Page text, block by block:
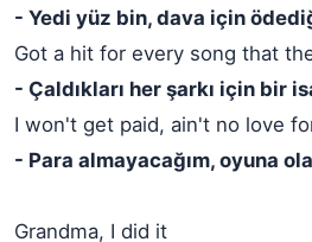
- Yedi yüz bin, dava için
Got a hit for every song that
- Çaldıkları her şarkı için bir
I won't get paid, ain't no love
- Para almayacağım, oyuna
Grandma, I did it